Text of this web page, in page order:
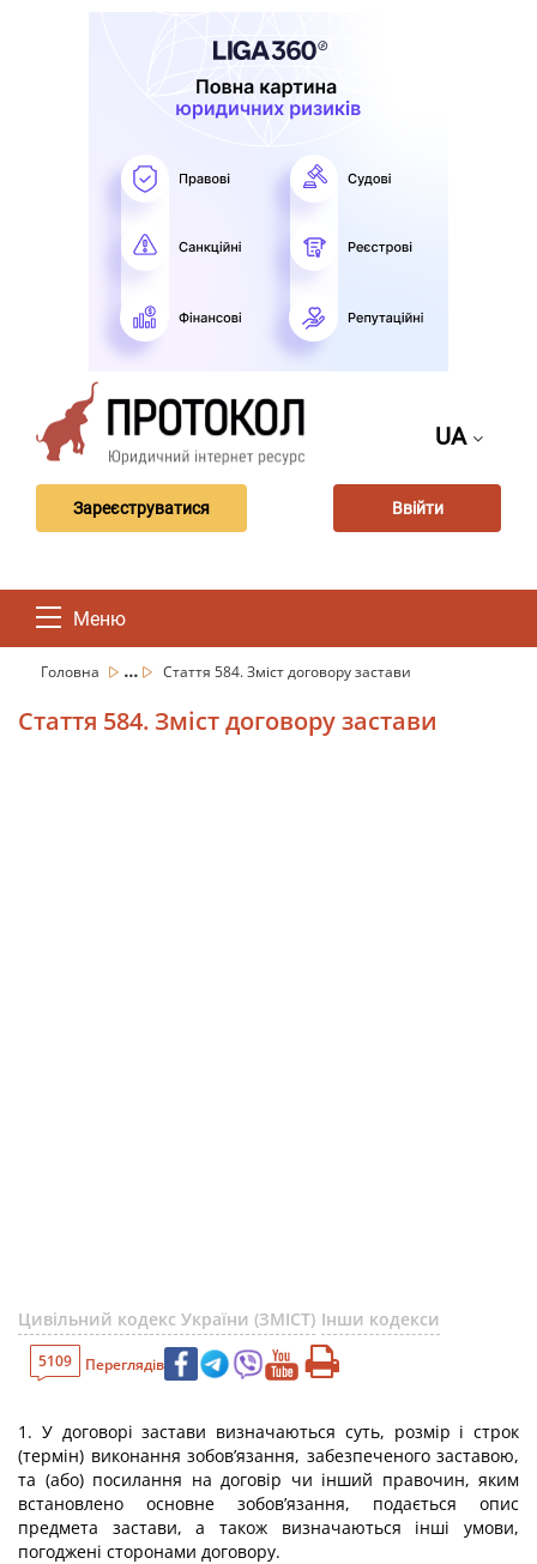
UA
Зареєструватися Ввійти
Меню
Головна ... Стаття 584. Зміст договору застави
Стаття 584. Зміст договору застави
Цивільний кодекс України (ЗМІСТ) Інши кодекси
5109 Переглядів
1. У договорі застави визначаються суть, розмір і строк
(термін) виконання зобов’язання, забезпеченого заставою,
тa (або) посилання на договір чи інший правочин, яким
встановлено основне зобов’язання, подається опис
предмета застави, а також визначаються інші умови,
погоджені сторонами договору.